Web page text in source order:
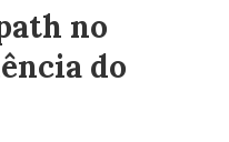
no
do